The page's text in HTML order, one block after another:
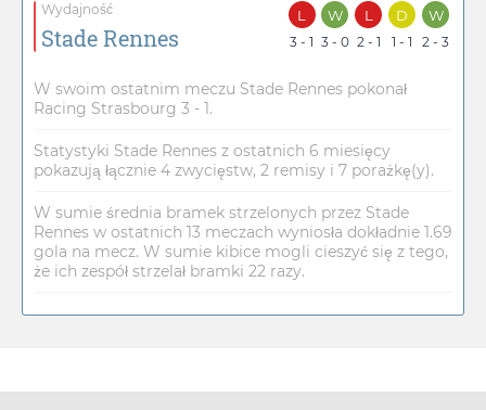
Wydajność
Stade Rennes
L
3 - 1
W
3 - 0
L
2 - 1
D
1 - 1
W
2 - 3
W swoim ostatnim meczu Stade Rennes pokonał
Racing Strasbourg 3 - 1.
Statystyki Stade Rennes z ostatnich 6 miesięcy
pokazują łącznie 4 zwycięstw, 2 remisy i 7 porażkę(y).
W sumie średnia bramek strzelonych przez Stade
Rennes w ostatnich 13 meczach wyniosła dokładnie 1.69
gola na mecz. W sumie kibice mogli cieszyć się z tego,
że ich zespół strzelał bramki 22 razy.